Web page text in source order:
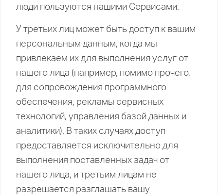
люди пользуются нашими Сервисами.
У третьих лиц может быть доступ к вашим
персональным данным, когда мы
привлекаем их для выполнения услуг от
нашего лица (например, помимо прочего,
для сопровождения программного
обеспечения, рекламы сервисных
технологий, управления базой данных и
аналитики). В таких случаях доступ
предоставляется исключительно для
выполнения поставленных задач от
нашего лица, и третьим лицам не
разрешается разглашать вашу